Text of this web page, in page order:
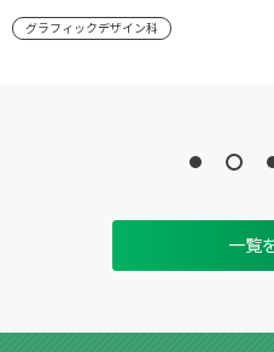
グラフィックデザイン科
一覧